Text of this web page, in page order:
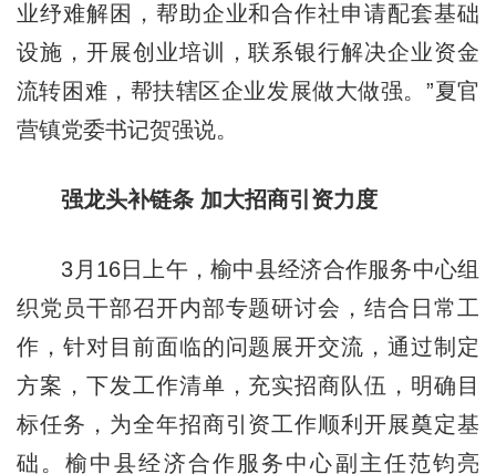
业纾难解困，帮助企业和合作社申请配套基础
设施，开展创业培训，联系银行解决企业资金
流转困难，帮扶辖区企业发展做大做强。”夏官
营镇党委书记贺强说。
强龙头补链条 加大招商引资力度
3月16日上午，榆中县经济合作服务中心组
织党员干部召开内部专题研讨会，结合日常工
作，针对目前面临的问题展开交流，通过制定
方案，下发工作清单，充实招商队伍，明确目
标任务，为全年招商引资工作顺利开展奠定基
础。榆中县经济合作服务中心副主任范钧亮